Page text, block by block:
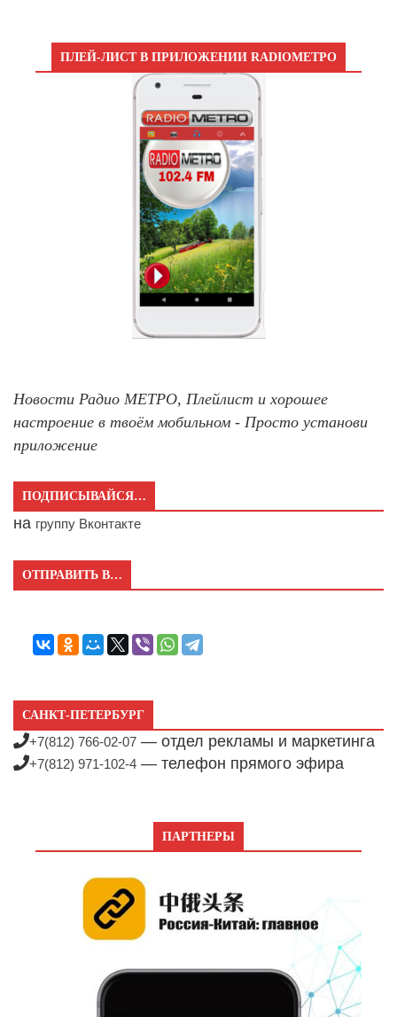
ПЛЕЙ-ЛИСТ В ПРИЛОЖЕНИИ RADIOМЕТРО
Новости Радио МЕТРО, Плейлист и хорошее
настроение в твоём мобильном - Просто установи
приложение
ПОДПИСЫВАЙСЯ…
на группу Вконтакте
ОТПРАВИТЬ В…
САНКТ-ПЕТЕРБУРГ
+7(812) 766-02-07 — отдел рекламы и маркетинга
+7(812) 971-102-4 — телефон прямого эфира
ПАРТНЕРЫ